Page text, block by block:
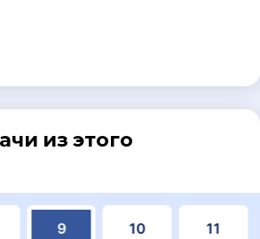
из этого
9 10 11